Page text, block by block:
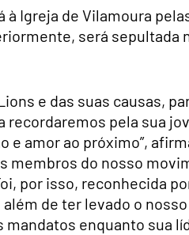
Igreja de Vilamoura
será sepultada
e das suas causas,
recordaremos pela sua
e amor ao próximo”,
membros do nosso
por isso, reconhecida
de ter levado o
enquanto sua